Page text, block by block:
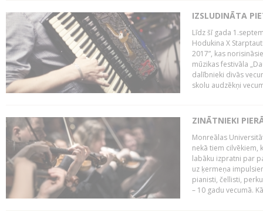
IZSLUDINĀTA
Līdz šī gada
Hodukina X
2017”, kas
mūzikas festivāla
dalībnieki divās
skolu audzēkņi
ZINĀTNIEKI
Monreālas
nekā tiem cilvēkiem,
labāku izpratni par
uz ķermeņa
pianisti, čellisti,
– 10 gadu vecumā.